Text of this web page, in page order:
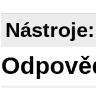
Nástroje: